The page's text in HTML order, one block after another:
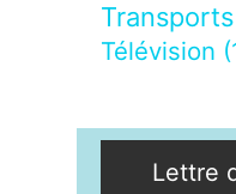
Transports
Télévision
Lettre